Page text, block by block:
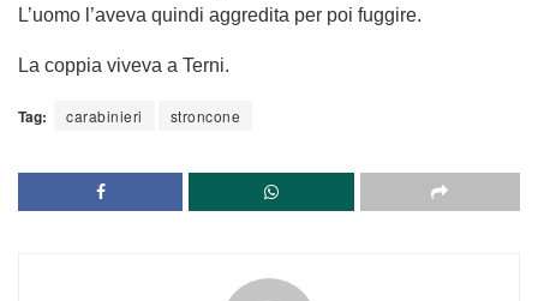
L’uomo l’aveva quindi aggredita per poi fuggire.
La coppia viveva a Terni.
Tag: carabinieri stroncone